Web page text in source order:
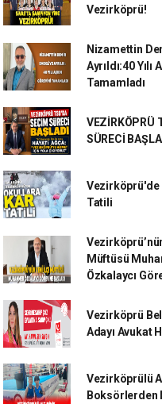
Vezirköprü!
Nizamettin
Ayrıldı:40 Yılı
Tamamladı
VEZİRKÖPRÜ
SÜRECİ
Vezirköprü'de
Tatili
Müftüsü
Özkalaycı
Vezirköprü
Adayı Avukat
Vezirköprülü
Boksörlerden